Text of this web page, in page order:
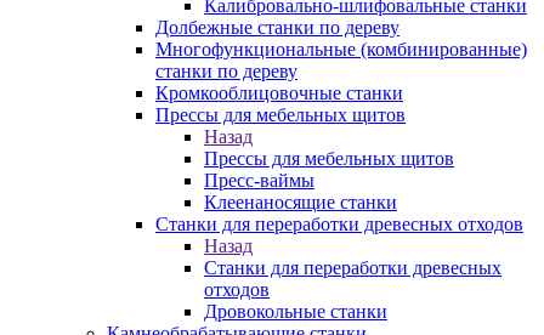
Калибровально-шлифовальные станки
Долбежные станки по дереву
Многофункциональные (комбинированные)
станки по дереву
Кромкооблицовочные станки
Прессы для мебельных щитов
Назад
Прессы для мебельных щитов
Пресс-ваймы
Клеенаносящие станки
Станки для переработки древесных отходов
Назад
Станки для переработки древесных
отходов
Дровокольные станки